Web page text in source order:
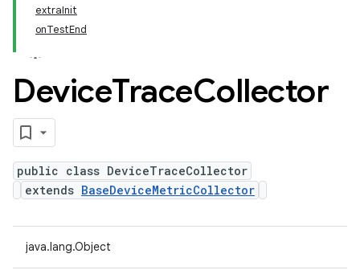
extraInit
onTestEnd
DeviceTraceCollector
public class DeviceTraceCollector
extends BaseDeviceMetricCollector
java.lang.Object